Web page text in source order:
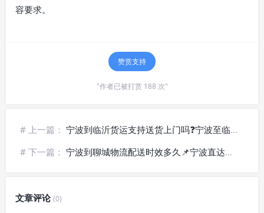
容要求。
赞赏支持
"作者已被打赏 188 次"
# 上一篇： 宁波到临沂货运支持送货上门吗❓宁波至临沂物流专线_门到门托运
# 下一篇： 宁波到聊城物流配送时效多久📌宁波直达聊城货运_县域全境派送
文章评论(0)